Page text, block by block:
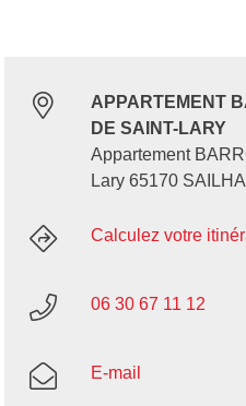
APPARTEMENT
DE SAINT-LARY
Appartement
Lary 65170
Calculez votre
06 30 67 11 12
E-mail